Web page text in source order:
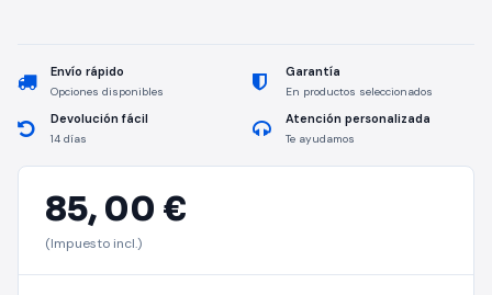
Envío rápido
Opciones disponibles
Garantía
En productos seleccionados
Devolución fácil
14 días
Atención personalizada
Te ayudamos
85, 00 €
(Impuesto incl.)